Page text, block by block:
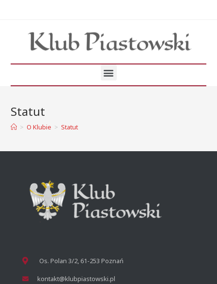
Statut
> O Klubie > Statut
Os. Polan 3/2, 61-253 Poznań
kontakt@klubpiastowski.pl